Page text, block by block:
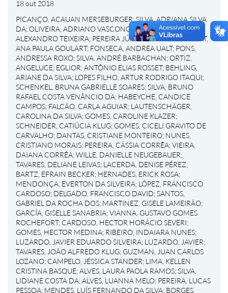
18 out 2018
PICANÇO, ACAUAN MERSEBURGER;SILVA, ADRIANA SILVA
DA;OLIVEIRA, ADRIANO VASCONCELOS DE ;GOMES,
ALEXANDRO TEIXEIRA; PEREIRA JÚNIOR, ALÉRCIO; BONAT,
ANA PAULA GOULART; FONSECA, ANDREA UALT; PONS,
ANDRESSA ROXO;SILVA, ANDRÉ BARBACHAN;ORTIZ,
ANGELUCE; EGLIOR, ANTÔNIO ELIAS ROSSET; BEHLING,
ARIANE DA SILVA; LOPES FILHO, ARTUR RODRIGO ITAQUI;
SCHENKEL, BRUNA GABRIELLE SOARES;SILVA, BRUNO
RAFAEL COSTA VENÂNCIO DA; HABEYCHE, CANDICE
CAMPOS; FALCÃO, CARLA AGUIAR; LAUTENSCHÄGER,
CAROLINA DA SILVA; GOMES, CAROLINE KLAZER;
SCHNEIDER, CATIÚCIA KLUG; GOMES, CICELI GRAVITO DE
CARVALHO; DANTAS, CRISTIANE MONTEIRO; NUNES,
CRISTIANO MORAIS; PEREIRA, CÁSSIA CORRÊA;VIEIRA,
DAIANA CORRÊA;WILLE, DANIELLE NEUGEBAUER;
TAVARES, DELIANE LEIVAS; LACERDA, DENISE PÉREZ;
BARTZ, EFRAIN BECKER; HERNADES, ERICK ROSA;
MENDONÇA, EVERTON DA SILVEIRA; LÓPEZ, FRANCISCO
CARDOSO; DELGADO, FRANCISCO DAVID;SANTOS,
GABRIEL DA ROCHA DOS; MARTINEZ, GISELE LAMEIRÃO;
GARCÍA, GISELLE SANABRIA;VIANNA, GUSTAVO GOMES
ROCHEFORT; CARDOSO, HECTOR HORÁCIO SEVERI;
GOMES, HECTOR MEDINA; RIBEIRO, INDAIARA NUNES;
LUZARDO, JAVIER EDUARDO SILVEIRA; LUZARDO, JAVIER;
TAVARES, JOÃO ALFREDO KLUG; GUZMAN, JUAN CARLOS
LOZANO; CAMPELO, JÉSSICA STANDER; LIMA, KELLEN
CRISTINA BASQUE;ALVES, LAURA PAOLA RAMOS;SILVA,
LIDIANE COSTA DA;ALVES, LUANNA MELO; PEREIRA, LUCAS
PESSOA; MENDES, LUÍS FERNANDO DA SILVA; BORGES,